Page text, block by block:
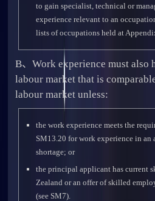
to gain specialist, technical or
experience relevant to an
lists of occupations held at
B、Work experience must also
labour market that is
labour market unless:
the work experience meets the
SM13.20 for work experience in an
shortage; or
the principal applicant has current
Zealand or an offer of skilled
(see SM7).